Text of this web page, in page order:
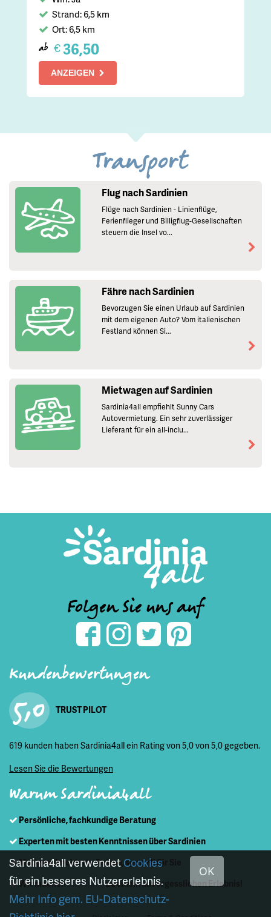
Strand: 6,5 km
Ort: 6,5 km
ab €36,50
ANZEIGEN
Transport
Flug nach Sardinien
Flüge nach Sardinien - Linienflüge,
Ferienflieger und Billigflug-Gesellschaften
steuern die Insel vo...
Fähre nach Sardinien
Bevorzugen Sie einen Urlaub auf Sardinien
mit dem eigenen Auto? Vom italienischen
Festland können Si...
Mietwagen auf Sardinien
Sardinia4all empfiehlt Sunny Cars
Autovermietung. Ein sehr zuverlässiger
Lieferant für ein all-inclu...
Folgen Sie uns auf
Kundenbewertungen
5,0 TRUST PILOT
619 kunden haben Sardinia4all ein Rating von 5,0 von 5,0 gegeben.
Lesen Sie die Bewertungen
Warum Sardinia4all
Persönliche, fachkundige Beratung
Experten mit besten Kenntnissen über Sardinien
Maßgeschneiderte Reisen, speziell für Sie
Wir machenSardinienzu einem unvergesslichen Erlebnis!
Sardinia4all verwendetCookies
für ein besseres Nutzererlebnis.
Mehr Info gem. EU-Datenschutz-
OK